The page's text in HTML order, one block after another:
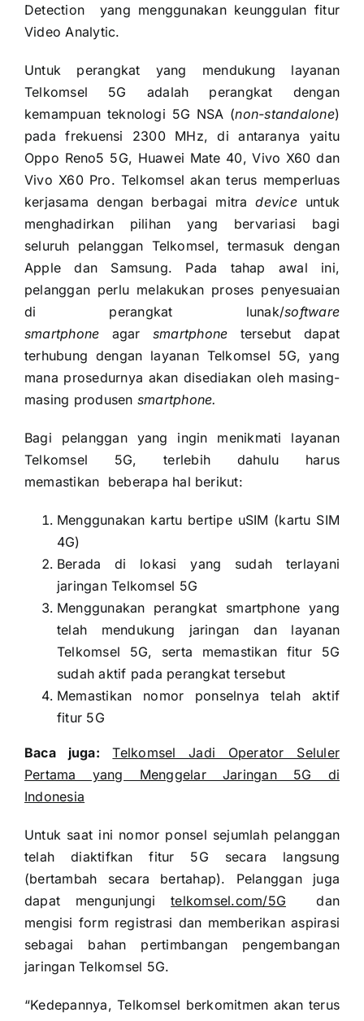
Detection yang menggunakan keunggulan fitur
Video Analytic.
Untuk perangkat yang mendukung layanan
Telkomsel 5G adalah perangkat dengan
kemampuan teknologi 5G NSA (non-standalone)
pada frekuensi 2300 MHz, di antaranya yaitu
Oppo Reno5 5G, Huawei Mate 40, Vivo X60 dan
Vivo X60 Pro. Telkomsel akan terus memperluas
kerjasama dengan berbagai mitradevice untuk
menghadirkan pilihan yang bervariasi bagi
seluruh pelanggan Telkomsel, termasuk dengan
Apple dan Samsung. Pada tahap awal ini,
pelanggan perlu melakukan proses penyesuaian
di perangkat lunak/software
smartphone agar smartphone tersebut dapat
terhubung dengan layanan Telkomsel 5G, yang
mana prosedurnya akan disediakan oleh masing-
masing produsen smartphone.
Bagi pelanggan yang ingin menikmati layanan
Telkomsel 5G, terlebih dahulu harus
memastikan beberapa hal berikut:
Menggunakan kartu bertipe uSIM (kartu SIM
4G)
Berada di lokasi yang sudah terlayani
jaringan Telkomsel 5G
Menggunakan perangkat smartphone yang
telah mendukung jaringan dan layanan
Telkomsel 5G, serta memastikan fitur 5G
sudah aktif pada perangkat tersebut
Memastikan nomor ponselnya telah aktif
fitur 5G
Baca juga:
Telkomsel Jadi Operator Seluler
Pertama yang Menggelar Jaringan 5G di
Indonesia
Untuk saat ini nomor ponsel sejumlah pelanggan
telah diaktifkan fitur 5G secara langsung
(bertambah secara bertahap). Pelanggan juga
dapat mengunjungitelkomsel.com/5G dan
mengisi form registrasi dan memberikan aspirasi
sebagai bahan pertimbangan pengembangan
jaringan Telkomsel 5G.
“Kedepannya, Telkomsel berkomitmen akan terus